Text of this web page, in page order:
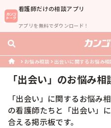
看護師だけの相談アプリ
アプリを無料でダウンロード！
お悩み相談 出会いに関するお悩み相
「出会い」のお悩み相
「出会い 」に関するお悩み
の看護師たちと「出会い 」
合える掲示板です。